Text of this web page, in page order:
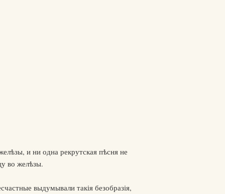
и ни одна рекрутская пѣсня не
во желѣзы.
выдумывали такія безобразія,